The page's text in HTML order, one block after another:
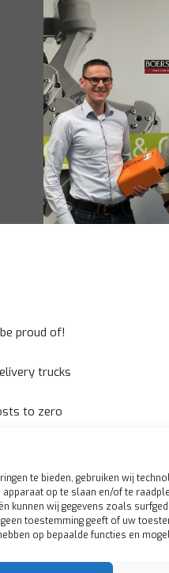
te bieden, gebruiken wij
op te slaan en/of te
kunnen wij gegevens zoals
toestemming geeft of uw
op bepaalde functies en
proud of!
trucks
to zero
Co